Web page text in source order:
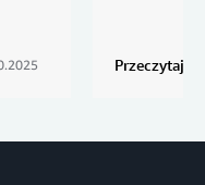
Przeczytaj